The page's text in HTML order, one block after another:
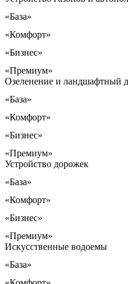
«База»
«Комфорт»
«Бизнес»
«Премиум»
Озеленение и ландшафтный
«База»
«Комфорт»
«Бизнес»
«Премиум»
Устройство дорожек
«База»
«Комфорт»
«Бизнес»
«Премиум»
Искусственные водоемы
«База»